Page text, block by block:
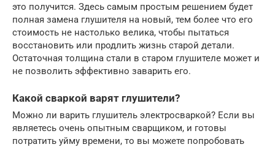
это получится. Здесь самым простым решением будет
полная замена глушителя на новый, тем более что его
стоимость не настолько велика, чтобы пытаться
восстановить или продлить жизнь старой детали.
Остаточная толщина стали в старом глушителе может и
не позволить эффективно заварить его.
Какой сваркой варят глушители?
Можно ли варить глушитель электросваркой? Если вы
являетесь очень опытным сварщиком, и готовы
потратить уйму времени, то вы можете попробовать